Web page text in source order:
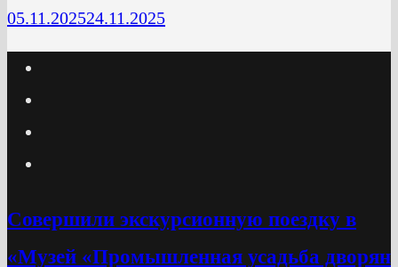
05.11.202524.11.2025
Cовершили экскурсионную поездку в
«Музей «Промышленная усадьба дворян